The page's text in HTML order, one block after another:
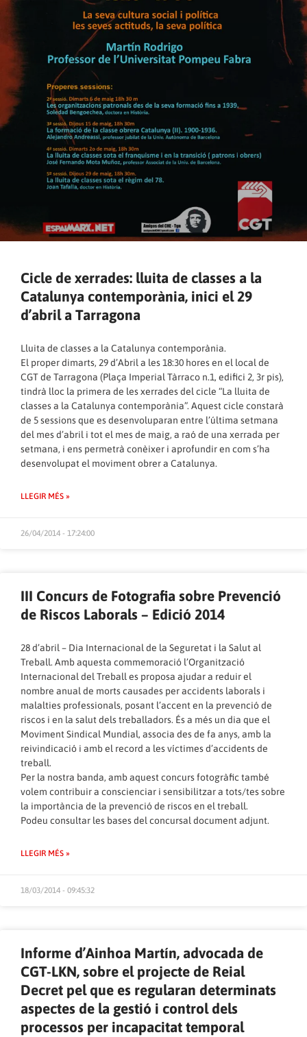
Cicle de xerrades: lluita de classes a la
Catalunya contemporània, inici el 29
d’abril a Tarragona
Lluita de classes a la Catalunya contemporània.
El proper dimarts, 29 d’Abril a les 18:30 hores en el local de
CGT de Tarragona (Plaça Imperial Tàrraco n.1, edifici 2, 3r pis),
tindrà lloc la primera de les xerrades del cicle “La lluita de
classes a la Catalunya contemporània”. Aquest cicle constarà
de 5 sessions que es desenvoluparan entre l’última setmana
del mes d’abril i tot el mes de maig, a raó de una xerrada per
setmana, i ens permetrà conèixer i aprofundir en com s’ha
desenvolupat el moviment obrer a Catalunya.
LLEGIR MÉS »
26/04/2014 - 17:24:00
III Concurs de Fotografia sobre Prevenció
de Riscos Laborals – Edició 2014
28 d’abril – Dia Internacional de la Seguretat i la Salut al
Treball. Amb aquesta commemoració l’Organització
Internacional del Treball es proposa ajudar a reduir el
nombre anual de morts causades per accidents laborals i
malalties professionals, posant l’accent en la prevenció de
riscos i en la salut dels treballadors. És a més un dia que el
Moviment Sindical Mundial, associa des de fa anys, amb la
reivindicació i amb el record a les víctimes d’accidents de
treball.
Per la nostra banda, amb aquest concurs fotogràfic també
volem contribuir a conscienciar i sensibilitzar a tots/tes sobre
la importància de la prevenció de riscos en el treball.
Podeu consultar les bases del concursal document adjunt.
LLEGIR MÉS »
18/03/2014 - 09:45:32
Informe d’Ainhoa Martín, advocada de
CGT-LKN, sobre el projecte de Reial
Decret pel que es regularan determinats
aspectes de la gestió i control dels
processos per incapacitat temporal